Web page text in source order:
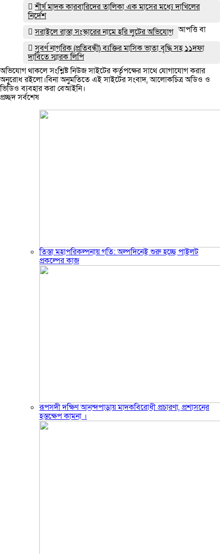
শীর্ষ মাদক কারবারিদের তালিকা এক মাসের মধ্যে দাখিলের
নির্দেশ
সরাইলে রাস্তা সংস্কারের নামে হরি লুটের অভিযোগ
সুবর্ণ নাগরিক (প্রতিবন্ধী) ব্যক্তির মাসিক ভাতা বৃদ্ধি সহ ১১দফা
দাবিতে স্মারক লিপি
আপত্তি বা
অভিযোগ থাকলে সংশ্লিষ্ট নিউজ সাইটের কর্তৃপক্ষের সাথে যোগাযোগ করার
অনুরোধ রইলো।বিনা অনুমতিতে এই সাইটের সংবাদ, আলোকচিত্র অডিও ও
ভিডিও ব্যবহার করা বেআইনি।
প্রচ্ছদ সর্বশেষ
তিস্তা মহাপরিকল্পনায় গতি: অল্পদিনেই শুরু হচ্ছে পাইলট
প্রকল্পের কাজ
রূপসদী দক্ষিণ আনন্দপাড়ায় মাদকবিরোধী প্রচারণা, প্রশাসনের
হস্তক্ষেপ কামনা ‎।